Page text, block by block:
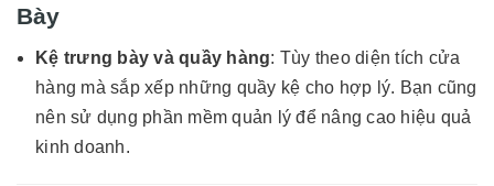
Bày
Kệ trưng bày và quầy hàng: Tùy theo diện tích cửa
hàng mà sắp xếp những quầy kệ cho hợp lý. Bạn cũng
nên sử dụng phần mềm quản lý để nâng cao hiệu quả
kinh doanh.